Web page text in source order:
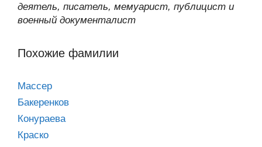
деятель, писатель, мемуарист, публицист и
военный документалист
Похожие фамилии
Массер
Бакеренков
Конураева
Краско